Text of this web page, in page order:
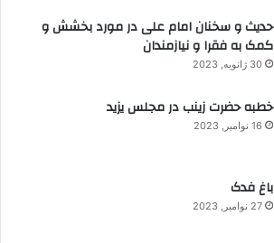
حدیث و سخنان امام علی در مورد بخشش و
کمک به فقرا و نیازمندان
30 ژانویه, 2023
خطبه حضرت زینب در مجلس یزید
16 نوامبر, 2023
باغ فدک
27 نوامبر, 2023